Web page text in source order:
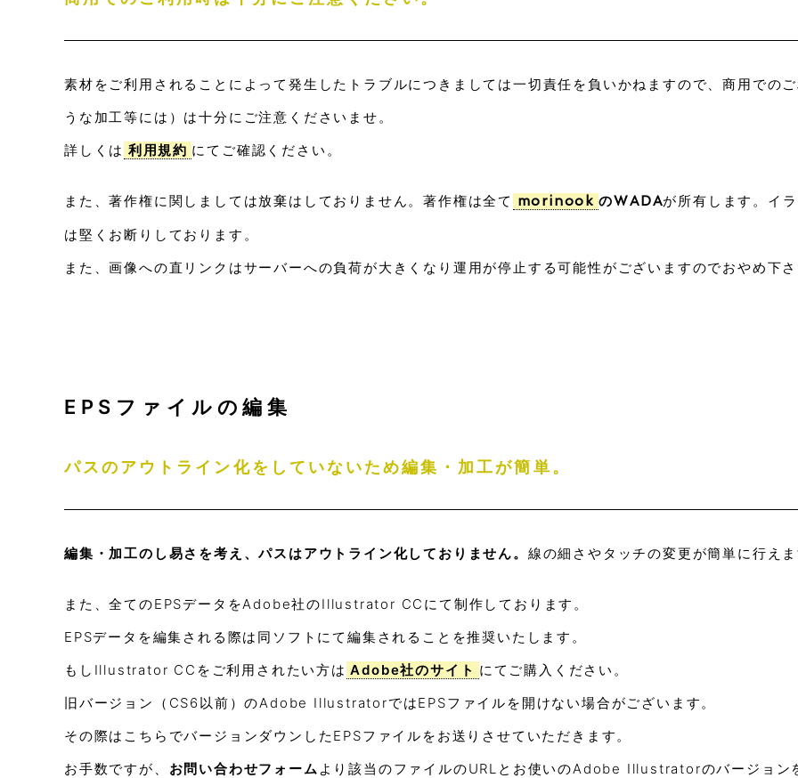
素材をご利用されることによって発生したトラブルにつきましては一切責任を負いかねますので、商用での
うな加工等には）は十分にご注意くださいませ。
詳しくは 利用規約 にてご確認ください。
また、著作権に関しましては放棄はしておりません。著作権は全て morinook のWADAが所有します。イ
は堅くお断りしております。
また、画像への直リンクはサーバーへの負荷が大きくなり運用が停止する可能性がございますのでおやめ下さ
EPSファイルの編集
パスのアウトライン化をしていないため編集・加工が簡単。
編集・加工のし易さを考え、パスはアウトライン化しておりません。 線の細さやタッチの変更が簡単に行えま
また、全てのEPSデータをAdobe社のIllustrator CCにて制作しております。
EPSデータを編集される際は同ソフトにて編集されることを推奨いたします。
もしIllustrator CCをご利用されたい方は Adobe社のサイト にてご購入ください。
旧バージョン（CS6以前）のAdobe IllustratorではEPSファイルを開けない場合がございます。
その際はこちらでバージョンダウンしたEPSファイルをお送りさせていただきます。
お手数ですが、 お問い合わせフォーム より該当のファイルのURLとお使いのAdobe Illustratorのバージョン